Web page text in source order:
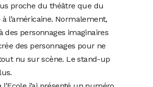
proche du théâtre que du
l’américaine. Normalement,
des personnages imaginaires
des personnages pour ne
nu sur scène. Le stand-up